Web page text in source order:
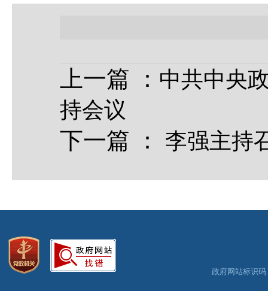
上一篇 ： 中共中央
持会议
下一篇 ： 李强主持
政府网站标识码